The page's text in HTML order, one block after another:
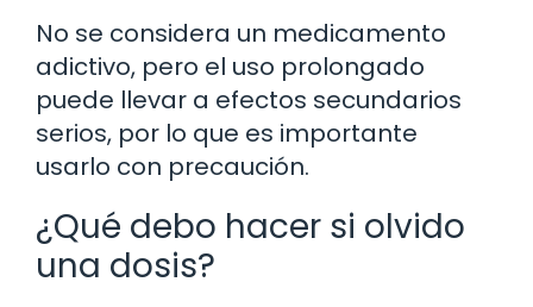
No se considera un medicamento
adictivo, pero el uso prolongado
puede llevar a efectos secundarios
serios, por lo que es importante
usarlo con precaución.
¿Qué debo hacer si olvido
una dosis?